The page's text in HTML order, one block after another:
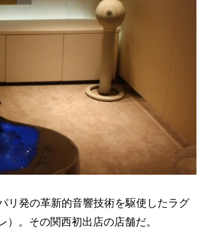
発の革新的音響技術を駆使したラグ
。その関西初出店の店舗だ。